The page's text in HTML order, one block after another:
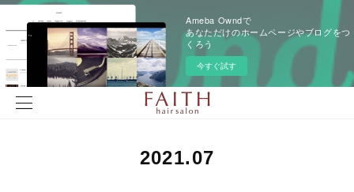
Ameba Owndで
あなただけのホームページやブログをつ
くろう
今すぐ試す
2021.07